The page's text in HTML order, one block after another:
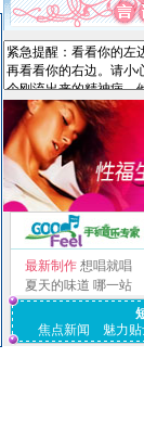
最新制作 想唱就唱
夏天的味道 哪一站
焦点新闻
魅力